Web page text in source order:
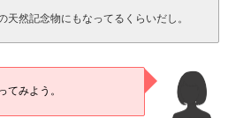
天然記念物にもなってるくらいだし。
てみよう。